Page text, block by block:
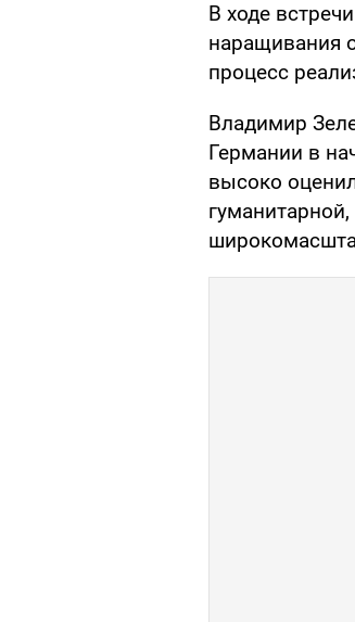
В ходе
наращивания
процесс
Владимир
Германии в
высоко